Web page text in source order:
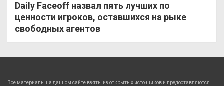
Daily Faceoff назвал пять лучших по
ценности игроков, оставшихся на рыке
свободных агентов
Все материалы на данном сайте взяты из открытых источников и предоставляются